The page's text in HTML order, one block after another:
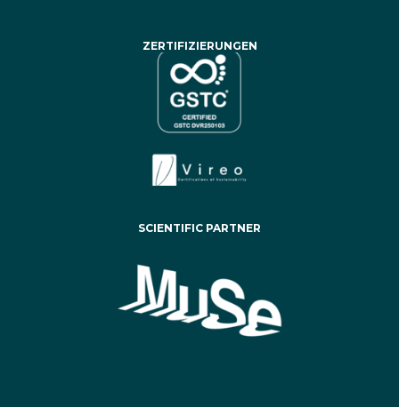
ZERTIFIZIERUNGEN
SCIENTIFIC PARTNER